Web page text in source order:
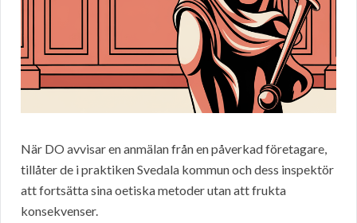
När DO avvisar en anmälan från en påverkad företagare,
tillåter de i praktiken Svedala kommun och dess inspektör
att fortsätta sina oetiska metoder utan att frukta
konsekvenser.